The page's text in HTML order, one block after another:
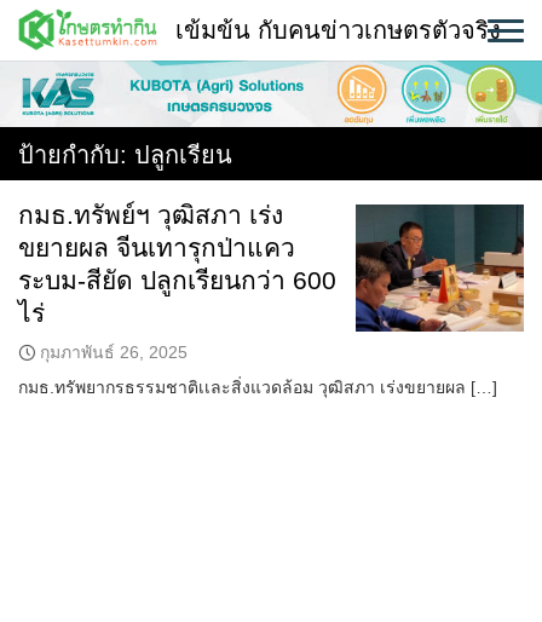
Skip
content
พืช
หน้าแรก
แวดวงเกษตร
ใคร ทำอะไร ที่ไหน
สถานีข่าววันนี้
เข้มข้น กับคนข่าวเกษตรตัวจริง
ป้ายกำกับ: ปลูกเรียน
กมธ.ทรัพย์ฯ วุฒิสภา เร่ง
ขยายผล จีนเทารุกป่าแคว
ระบม-สียัด ปลูกเรียนกว่า 600
ไร่
กุมภาพันธ์ 26, 2025
กมธ.ทรัพยากรธรรมชาติเเละสิ่งแวดล้อม วุฒิสภา เร่งขยายผล […]